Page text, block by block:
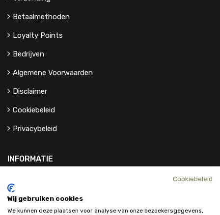
Betaalmethoden
Loyalty Points
Bedrijven
Algemene Voorwaarden
Disclaimer
Cookiebeleid
Privacybeleid
INFORMATIE
Contact
Cookiebeleid
Wij gebruiken cookies
We kunnen deze plaatsen voor analyse van onze bezoekersgegevens,